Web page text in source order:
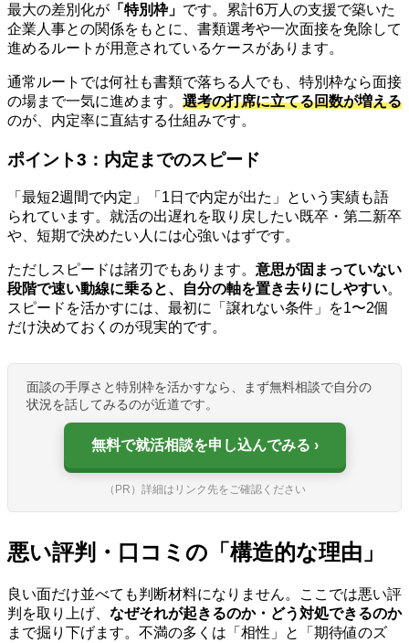
最大の差別化が 「特別枠」 です。累計6万人の支援で築いた
企業人事との関係をもとに、書類選考や一次面接を免除して
進めるルートが用意されているケースがあります。
通常ルートでは何社も書類で落ちる人でも、特別枠なら面接
の場まで一気に進めます。 選考の打席に立てる回数が増える
のが、内定率に直結する仕組みです。
ポイント3：内定までのスピード
「最短2週間で内定」「1日で内定が出た」という実績も語
られています。就活の出遅れを取り戻したい既卒・第二新卒
や、短期で決めたい人には心強いはずです。
ただしスピードは諸刃でもあります。 意思が固まっていない
段階で速い動線に乗ると、自分の軸を置き去りにしやすい。
スピードを活かすには、最初に「譲れない条件」を1〜2個
だけ決めておくのが現実的です。
面談の手厚さと特別枠を活かすなら、まず無料相談で自分の
状況を話してみるのが近道です。
無料で就活相談を申し込んでみる
（PR）詳細はリンク先をご確認ください
悪い評判・口コミの「構造的な理由」
良い面だけ並べても判断材料になりません。ここでは悪い評
判を取り上げ、 なぜそれが起きるのか・どう対処できるのか
まで掘り下げます。不満の多くは「相性」と「期待値のズ